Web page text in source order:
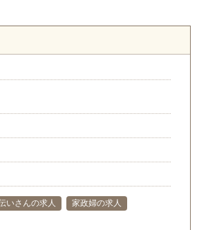
いさんの求人
家政婦の求人